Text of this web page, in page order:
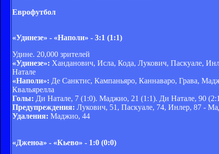
Еврофутбол
«Удинезе» - «Наполи» - 3:1 (1:1)
Удине. 20,000 зрителей
«Удинезе»: Ханданович, Исла, Кода, Лукович, Паскуале,
Натале
«Наполи»: Де Санктис, Кампаньяро, Каннаваро, Грава,
Квальярелла
Голы: Ди Натале, 7 (1:0). Маджио, 21 (1:1). Ди Натале, 90
Предупреждения: Лукович, 51, Паскуале, 74, Инлер, 87 -
Удаления: Маджио, 44
«Дженоа» - «Кьево» - 1:0 (0:0)